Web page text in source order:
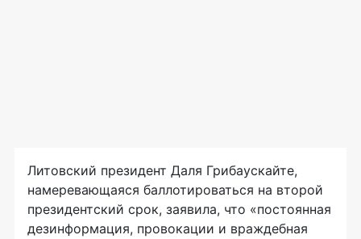
Литовский президент Даля Грибаускайте,
намеревающаяся баллотироваться на второй
президентский срок, заявила, что «постоянная
дезинформация, провокации и враждебная